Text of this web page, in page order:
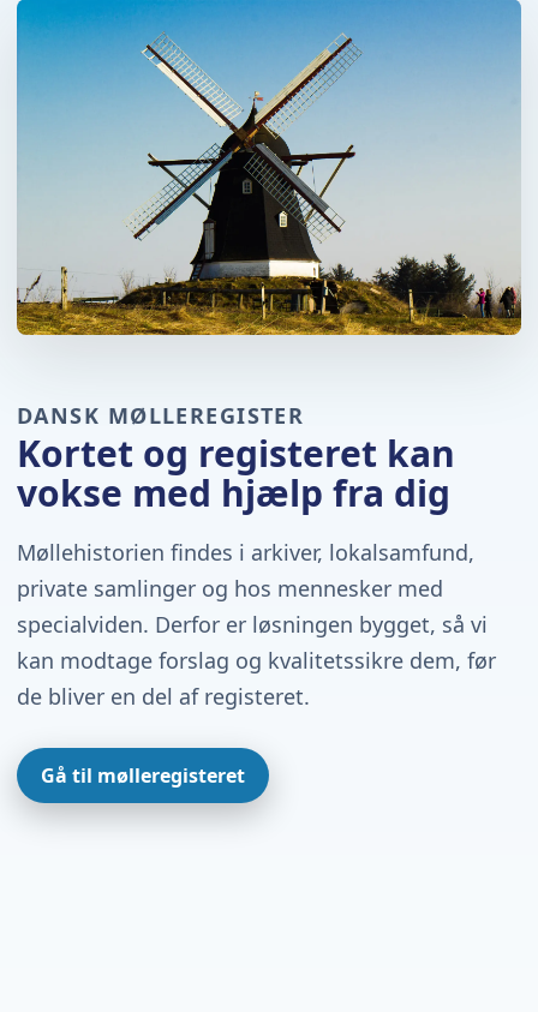
DANSK MØLLEREGISTER
Kortet og registeret kan
vokse med hjælp fra dig
Møllehistorien findes i arkiver, lokalsamfund,
private samlinger og hos mennesker med
specialviden. Derfor er løsningen bygget, så vi
kan modtage forslag og kvalitetssikre dem, før
de bliver en del af registeret.
Gå til mølleregisteret